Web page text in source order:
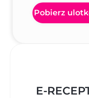
Pobierz
E-